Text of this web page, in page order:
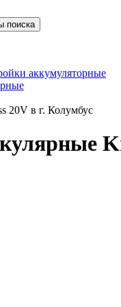
поиска
аккумуляторные
20V в г. Колумбус